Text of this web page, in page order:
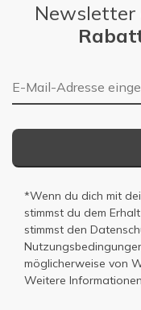
Newsletter
E-Mail-Adresse
*Wenn du dich mit
stimmst du dem
stimmst den
möglicherweise von
Weitere